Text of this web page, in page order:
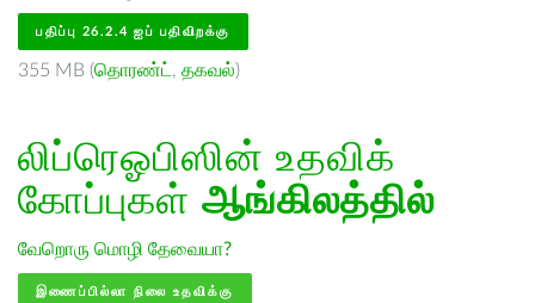
பதிப்பு 26.2.4 ஐப் பதிவிறக்கு
355 MB (தொரண்ட் , தகவல்)
லிப்ரெஓபிஸின் உதவிக்
கோப்புகள் ஆங்கிலத்தில்
வேறொரு மொழி தேவையா?
இணைப்பில்லா நிலை உதவிக்கு